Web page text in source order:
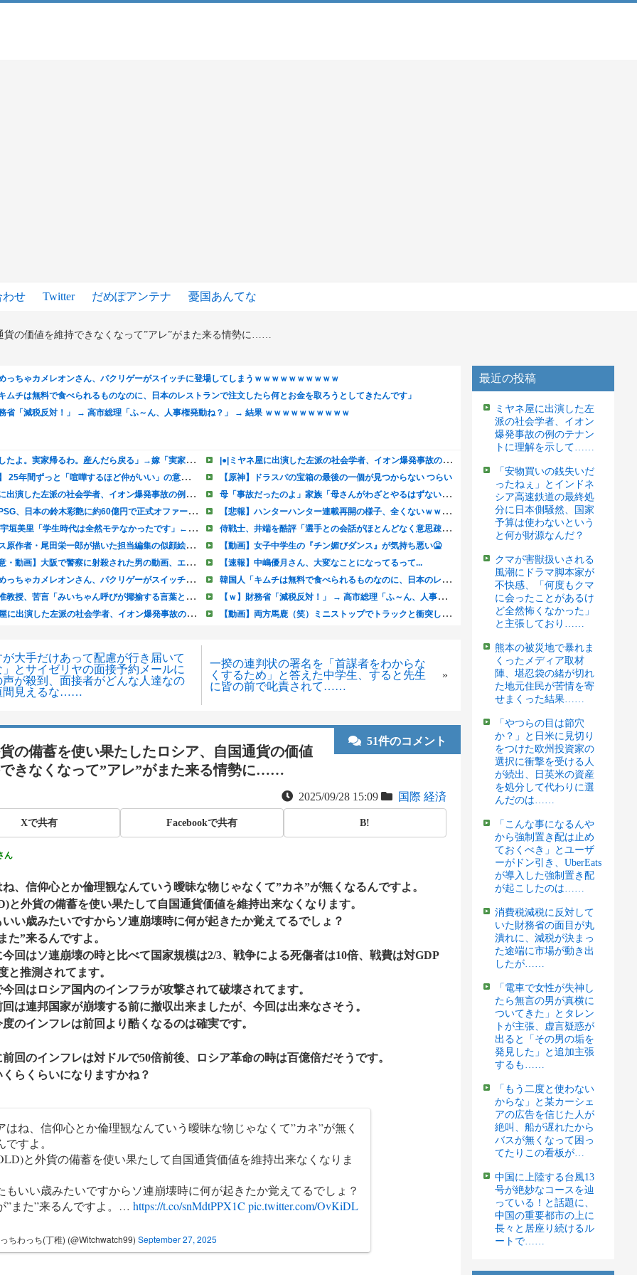
わせ Twitter だめぽアンテナ 憂国あんてな
の価値を維持できなくなって”アレ”がまた来る情勢に……
が大手だけあって配慮が行き届いて
」とサイゼリヤの面接予約メールに
声が殺到、面接者がどんな人達なの
間見えるな……
一揆の連判状の署名を「首謀者をわからな
くするため」と答えた中学生、すると先生
に皆の前で叱責されて……
»
51件のコメント
の備蓄を使い果たしたロシア、自国通貨の価値
きなくなって”アレ”がまた来る情勢に……
2025/09/28 15:09 国際 経済
Xで共有 Facebookで共有 B!
ん
、信仰心とか倫理観なんていう曖昧な物じゃなくて”カネ”が無くなるんですよ。
と外貨の備蓄を使い果たして自国通貨価値を維持出来なくなります。
い歳みたいですからソ連崩壊時に何が起きたか覚えてるでしょ？
た”来るんですよ。
回はソ連崩壊の時と比べて国家規模は2/3、戦争による死傷者は10倍、戦費は対GDP
と推測されてます。
回はロシア国内のインフラが攻撃されて破壊されてます。
は連邦国家が崩壊する前に撤収出来ましたが、今回は出来なさそう。
のインフレは前回より酷くなるのは確実です。
回のインフレは対ドルで50倍前後、ロシア革命の時は百億倍だそうです。
らくらいになりますかね？
はね、信仰心とか倫理観なんていう曖昧な物じゃなくて”カネ”が無く
ですよ。
と外貨の備蓄を使い果たして自国通貨価値を維持出来なくなりま
もいい歳みたいですからソ連崩壊時に何が起きたか覚えてるでしょ？
”また”来るんですよ。… https://t.co/snMdtPPX1C pic.twitter.com/OvKiDL
ちわっち(丁稚) (@Witchwatch99) September 27, 2025
最近の投稿
ミヤネ屋に出演した左
派の社会学者、イオン
爆発事故の例のテナン
トに理解を示して……
「安物買いの銭失いだ
ったねぇ」とインドネ
シア高速鉄道の最終処
分に日本側騒然、国家
予算は使わないという
と何が財源なんだ？
クマが害獣扱いされる
風潮にドラマ脚本家が
不快感、「何度もクマ
に会ったことがあるけ
ど全然怖くなかった」
と主張しており……
熊本の被災地で暴れま
くったメディア取材
陣、堪忍袋の緒が切れ
た地元住民が苦情を寄
せまくった結果……
「やつらの目は節穴
か？」と日米に見切り
をつけた欧州投資家の
選択に衝撃を受ける人
が続出、日英米の資産
を処分して代わりに選
んだのは……
「こんな事になるんや
から強制置き配は止め
ておくべき」とユーザ
ーがドン引き、UberEats
が導入した強制置き配
が起こしたのは……
消費税減税に反対して
いた財務省の面目が丸
潰れに、減税が決まっ
た途端に市場が動き出
したが……
「電車で女性が失神し
たら無言の男が真横に
ついてきた」とタレン
トが主張、虚言疑惑が
出ると「その男の垢を
発見した」と追加主張
するも……
「もう二度と使わない
からな」と某カーシェ
アの広告を信じた人が
絶叫、船が遅れたから
バスが無くなって困っ
てたりこの看板が…
中国に上陸する台風13
号が絶妙なコースを辿
っている！と話題に、
中国の重要都市の上に
長々と居座り続けるル
ートで……